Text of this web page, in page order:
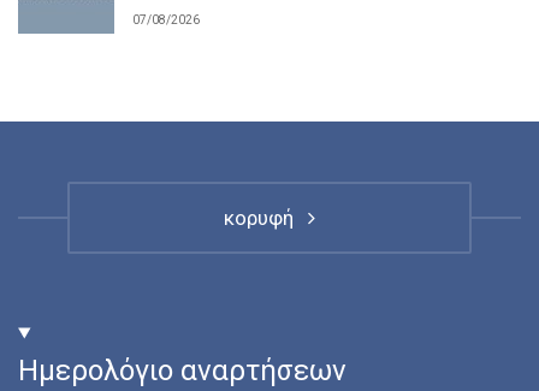
07/08/2026
κορυφή
Ημερολόγιο αναρτήσεων